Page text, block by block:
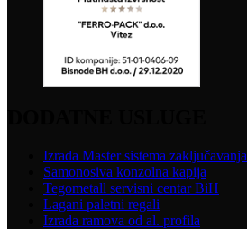
Izrada Master sistema zaključavanja
Samonosiva konzolna kapija
Tegometall servisni centar BiH
Lagani paletni regali
Izrada ramova od al. profila